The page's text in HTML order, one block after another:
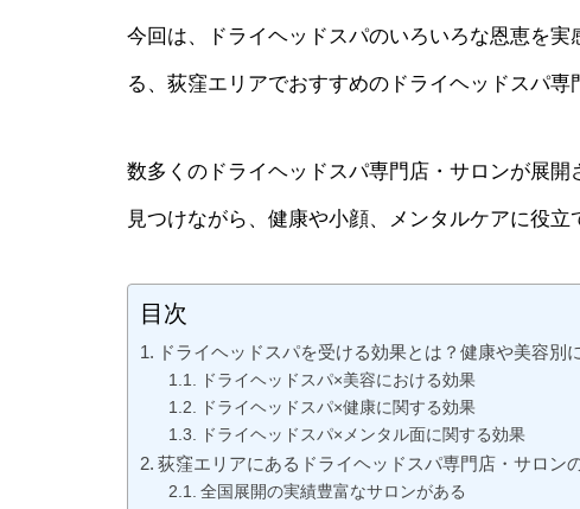
今回は、ドライヘッドスパのいろいろな恩恵を
る、荻窪エリアでおすすめのドライヘッドスパ専
数多くのドライヘッドスパ専門店・サロンが展
見つけながら、健康や小顔、メンタルケアに役立
目次
ドライヘッドスパを受ける効果とは？健康や美容別
ドライヘッドスパ×美容における効果
ドライヘッドスパ×健康に関する効果
ドライヘッドスパ×メンタル面に関する効果
荻窪エリアにあるドライヘッドスパ専門店・サロン
全国展開の実績豊富なサロンがある